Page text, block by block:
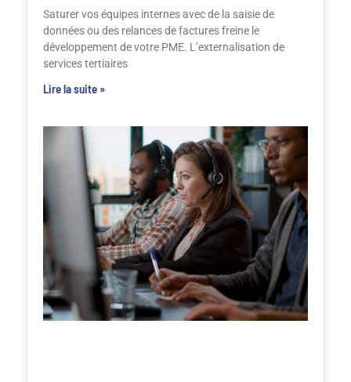
Saturer vos équipes internes avec de la saisie de
données ou des relances de factures freine le
développement de votre PME. L’externalisation de
services tertiaires
Lire la suite »